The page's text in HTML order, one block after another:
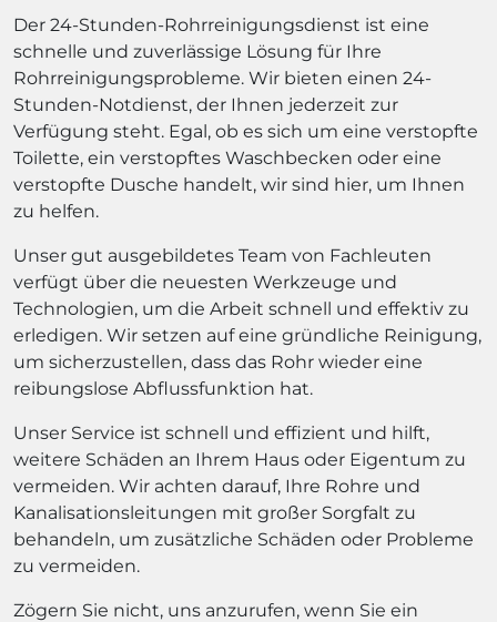
Der 24-Stunden-Rohrreinigungsdienst ist eine
schnelle und zuverlässige Lösung für Ihre
Rohrreinigungsprobleme. Wir bieten einen 24-
Stunden-Notdienst, der Ihnen jederzeit zur
Verfügung steht. Egal, ob es sich um eine verstopfte
Toilette, ein verstopftes Waschbecken oder eine
verstopfte Dusche handelt, wir sind hier, um Ihnen
zu helfen.
Unser gut ausgebildetes Team von Fachleuten
verfügt über die neuesten Werkzeuge und
Technologien, um die Arbeit schnell und effektiv zu
erledigen. Wir setzen auf eine gründliche Reinigung,
um sicherzustellen, dass das Rohr wieder eine
reibungslose Abflussfunktion hat.
Unser Service ist schnell und effizient und hilft,
weitere Schäden an Ihrem Haus oder Eigentum zu
vermeiden. Wir achten darauf, Ihre Rohre und
Kanalisationsleitungen mit großer Sorgfalt zu
behandeln, um zusätzliche Schäden oder Probleme
zu vermeiden.
Zögern Sie nicht, uns anzurufen, wenn Sie ein